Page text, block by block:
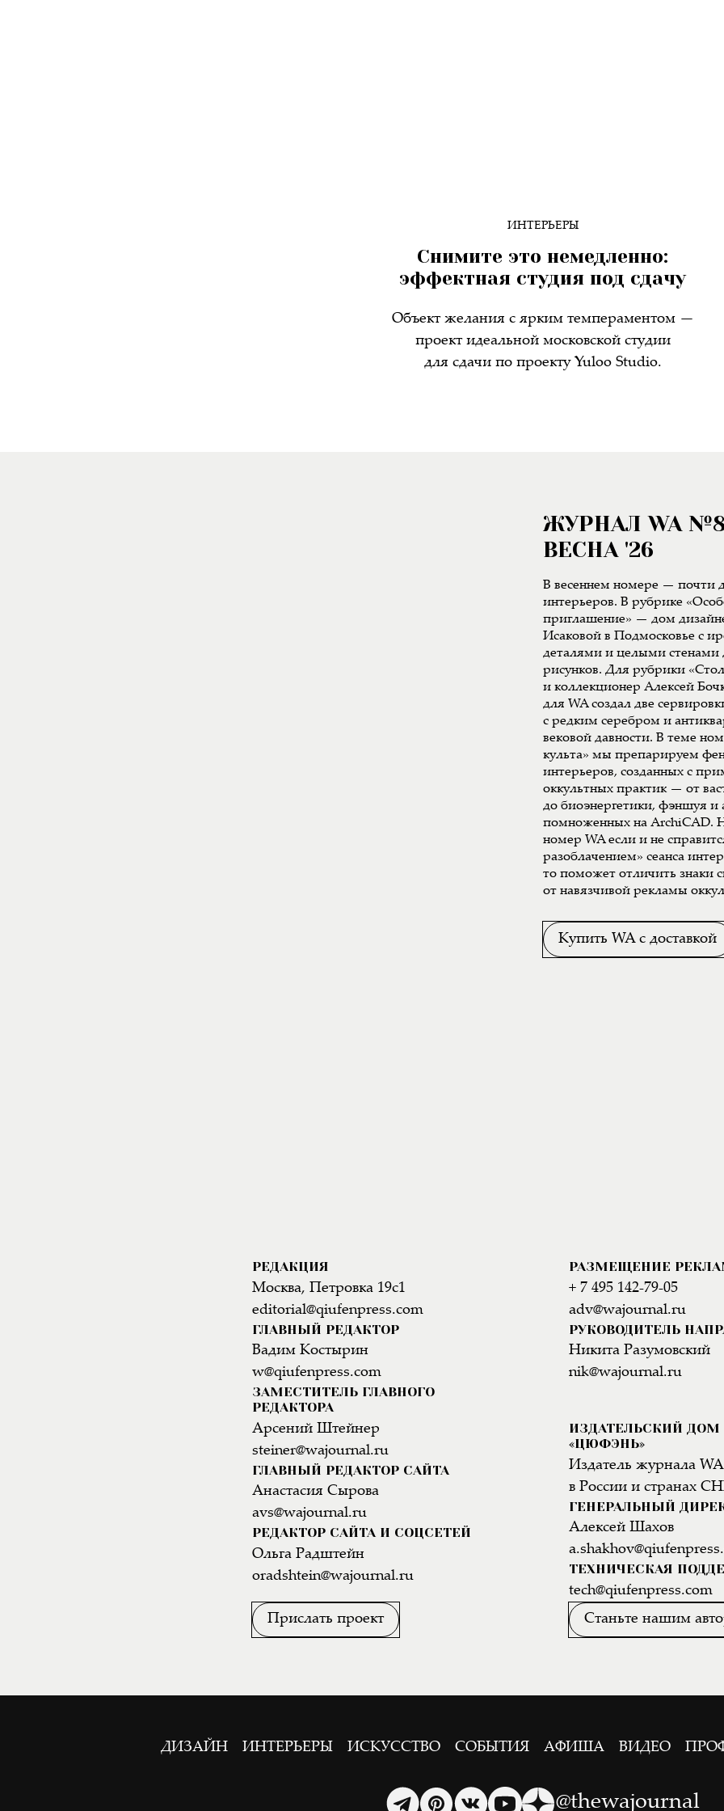
ИНТЕРЬЕРЫ
Снимите это немедленно:
эффектная студия под сдачу
Объект желания с ярким темпераментом —
проект идеальной московской студии
для сдачи по проекту Yuloo Studio.
ЖУРНАЛ WA
ВЕСНА '26
В весеннем номере — почти
интерьеров. В рубрике
приглашение» — дом
Исаковой в Подмосковье с
деталями и целыми стенами
рисунков. Для рубрики
и коллекционер Алексей
для WA создал две
с редким серебром и
вековой давности. В теме
культа» мы препарируем
интерьеров, созданных с
оккультных практик — от
до биоэнергетики, фэншуя и
помноженных на ArchiCAD.
номер WA если и не
разоблачением» сеанса
то поможет отличить знаки
от навязчивой рекламы
Купить WA с доставкой
РЕДАКЦИЯ
Москва, Петровка 19с1
editorial@qiufenpress.com
ГЛАВНЫЙ РЕДАКТОР
Вадим Костырин
w@qiufenpress.com
ЗАМЕСТИТЕЛЬ ГЛАВНОГО
РЕДАКТОРА
Арсений Штейнер
steiner@wajournal.ru
ГЛАВНЫЙ РЕДАКТОР САЙТА
Анастасия Сырова
avs@wajournal.ru
РЕДАКТОР САЙТА И СОЦСЕТЕЙ
Ольга Радштейн
oradshtein@wajournal.ru
Прислать проект
РАЗМЕЩЕНИЕ
+ 7 495 142-79-05
adv@wajournal.ru
РУКОВОДИТЕЛЬ
Никита Разумовский
nik@wajournal.ru
ИЗДАТЕЛЬСКИЙ ДОМ
«ЦЮФЭНЬ»
Издатель журнала WA
в России и странах
ГЕНЕРАЛЬНЫЙ
Алексей Шахов
ТЕХНИЧЕСКАЯ
tech@qiufenpress.com
Станьте нашим
ДИЗАЙН ИНТЕРЬЕРЫ ИСКУССТВО СОБЫТИЯ АФИША ВИДЕО
@thewajournal